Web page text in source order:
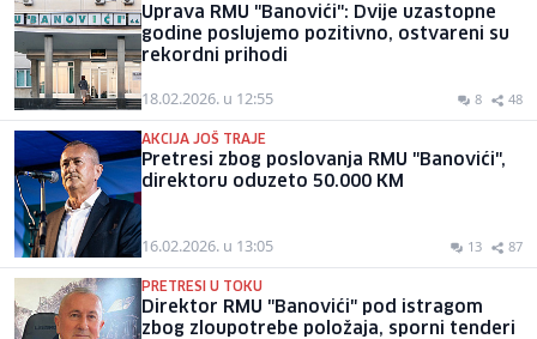
Uprava RMU "Banovići": Dvije uzastopne
godine poslujemo pozitivno, ostvareni su
rekordni prihodi
18.02.2026. u 12:55 8 48
AKCIJA JOŠ TRAJE
Pretresi zbog poslovanja RMU "Banovići",
direktoru oduzeto 50.000 KM
16.02.2026. u 13:05 13 87
PRETRESI U TOKU
Direktor RMU "Banovići" pod istragom
zbog zloupotrebe položaja, sporni tenderi